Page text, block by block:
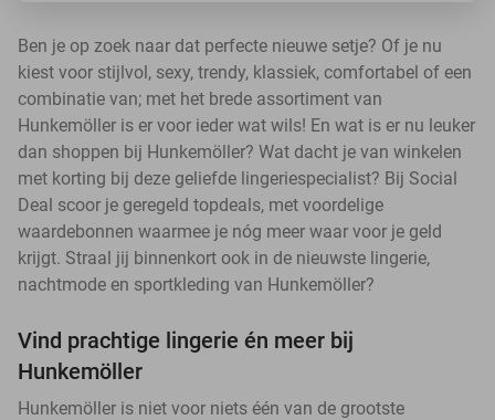
Ben je op zoek naar dat perfecte nieuwe setje? Of je nu
kiest voor stijlvol, sexy, trendy, klassiek, comfortabel of een
combinatie van; met het brede assortiment van
Hunkemöller is er voor ieder wat wils! En wat is er nu leuker
dan shoppen bij Hunkemöller? Wat dacht je van winkelen
met korting bij deze geliefde lingeriespecialist? Bij Social
Deal scoor je geregeld topdeals, met voordelige
waardebonnen waarmee je nóg meer waar voor je geld
krijgt. Straal jij binnenkort ook in de nieuwste lingerie,
nachtmode en sportkleding van Hunkemöller?
Vind prachtige lingerie én meer bij
Hunkemöller
Hunkemöller is niet voor niets één van de grootste